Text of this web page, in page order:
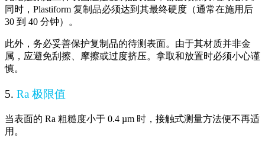
同时，Plastiform 复制品必须达到其最终硬度（通常在施用后
30 到 40 分钟）。
此外，务必妥善保护复制品的待测表面。由于其材质并非金
属，应避免刮擦、摩擦或过度挤压。拿取和放置时必须小心谨
慎。
5. Ra 极限值
当表面的 Ra 粗糙度小于 0.4 µm 时，接触式测量方法便不再适
用。